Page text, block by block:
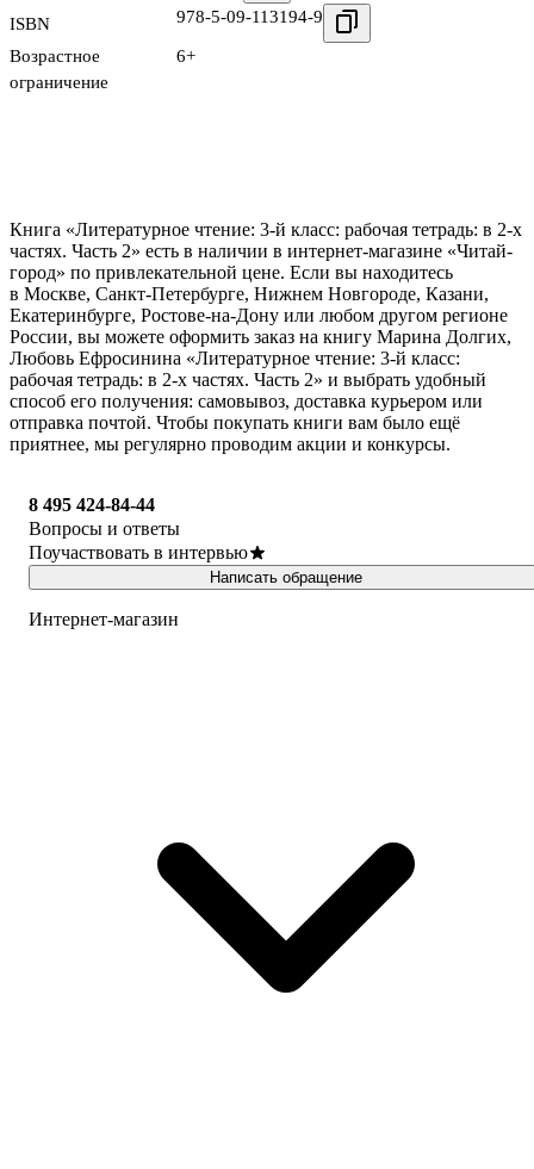
ISBN 978-5-09-113194-9
Возрастное
ограничение
6+
Книга «Литературное чтение: 3-й класс: рабочая тетрадь: в 2-х
частях. Часть 2» есть в наличии в интернет-магазине «Читай-
город» по привлекательной цене. Если вы находитесь
в Москве, Санкт-Петербурге, Нижнем Новгороде, Казани,
Екатеринбурге, Ростове-на-Дону или любом другом регионе
России, вы можете оформить заказ на книгу Марина Долгих,
Любовь Ефросинина «Литературное чтение: 3-й класс:
рабочая тетрадь: в 2-х частях. Часть 2» и выбрать удобный
способ его получения: самовывоз, доставка курьером или
отправка почтой. Чтобы покупать книги вам было ещё
приятнее, мы регулярно проводим акции и конкурсы.
8 495 424-84-44
Вопросы и ответы
Поучаствовать в интервью
Написать обращение
Интернет-магазин